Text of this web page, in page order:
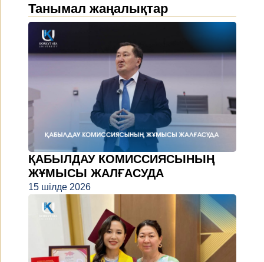
Танымал жаңалықтар
ҚАБЫЛДАУ КОМИССИЯСЫНЫҢ
ЖҰМЫСЫ ЖАЛҒАСУДА
15 шілде 2026